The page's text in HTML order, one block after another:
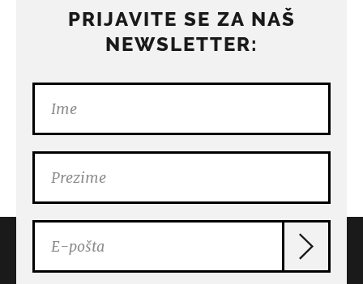
PRIJAVITE SE ZA NAŠ
NEWSLETTER: